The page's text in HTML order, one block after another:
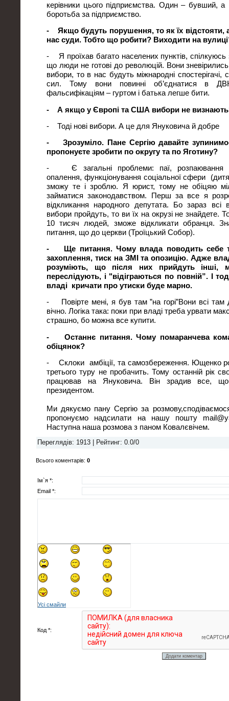
керівники цього підприємства. Один – бувший,
боротьба за підприємство.
- Якщо будуть порушення, то як їх відстояти,
нас суди. Тобто що робити? Виходити на
- Я проїхав багато населених пунктів,
що люди не готові до революцій. Вони
вибори, то в нас будуть міжнародні спостерігачі,
сил. Тому вони повинні об’єднатися в
фальсифікаціям – гуртом і батька легше бити.
- А якщо у Європі та США вибори не
- Тоді нові вибори. А це для Януковича й добре
- Зрозуміло. Пане Сергію давайте
пропонуєте зробити по округу та по Яготину?
- Є загальні проблеми: паї, розпаювання
опалення, функціонування соціальної сфери
зможу те і зроблю. Я юрист, тому не обіцяю
займатися законодавством. Перш за все я
відкликання народного депутата. Бо зараз всі
вибори пройдуть, то ви їх на окрузі не знайдете.
10 тисяч людей, зможе відкликати обранця.
питання, що до церкви (Троїцький Собор).
- Ще питання. Чому влада поводить себе
захоплення, тиск на ЗМІ та опозицію. Адже
розуміють, що після них прийдуть інші,
переслідують, і "відіграються по повній”. І
владі кричати про утиски буде марно.
- Повірте мені, я був там ”на горі”Вони всі
вічно. Логіка така: поки при владі треба урвати
страшно, бо можна все купити.
- Останнє питання. Чому помаранчева
обіцянок?
- Склоки амбіції, та самозбереження. Ющенко
третього туру не пробачить. Тому останній рік
працював на Януковича. Він зрадив все,
президентом.
Ми дякуємо пану Сергію за
пропонуємо надсилати на нашу пошту
Наступна наша розмова з паном Ковалєвічем.
Переглядів: 1913 | Рейтинг: 0.0/0
Всього коментарів: 0
Ім`я *:
Email *:
Усі смайли
Код *: